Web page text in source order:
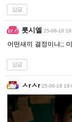
답글
롯시엘 25-06-18
어떤새끼 결정이냐;;
답글
ㅅrㅅr 25-06-18